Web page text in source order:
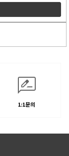
1:1문의